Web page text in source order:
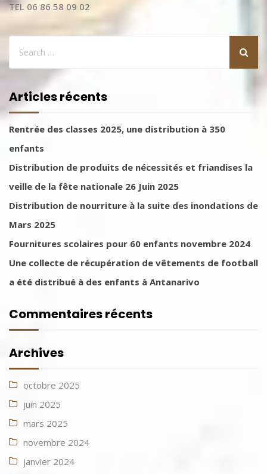
TEL 06 86 58 09 02
Articles récents
Rentrée des classes 2025, une distribution à 350
enfants
Distribution de produits de nécessités et friandises la
veille de la fête nationale 26 Juin 2025
Distribution de nourriture à la suite des inondations de
Mars 2025
Fournitures scolaires pour 60 enfants novembre 2024
Une collecte de récupération de vêtements de football
a été distribué à des enfants à Antanarivo
Commentaires récents
Archives
octobre 2025
juin 2025
mars 2025
novembre 2024
janvier 2024